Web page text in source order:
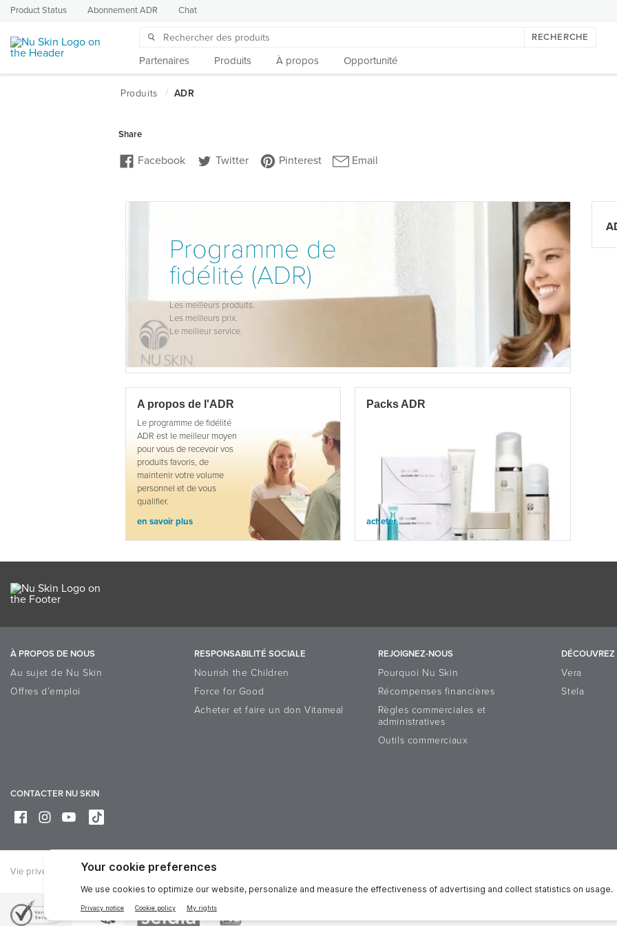
Product Status Abonnement ADR Chat
RECHERCHE
Partenaires Produits À propos Opportunité
Programme de
fidélité (ADR)
Les meilleurs produits.
Les meilleurs prix.
Le meilleur service.
A propos de l'ADR
Le programme de fidélité
ADR est le meilleur moyen
pour vous de recevoir vos
produits favoris, de
maintenir votre volume
personnel et de vous
qualifier.
en savoir plus
Packs ADR
acheter
À PROPOS DE NOUS
Au sujet de Nu Skin
Offres d’emploi
RESPONSABILITÉ SOCIALE
Nourish the Children
Force for Good
Acheter et faire un don Vitameal
REJOIGNEZ-NOUS
Pourquoi Nu Skin
Récompenses financières
Règles commerciales et
administratives
Outils commerciaux
Vera
Stela
CONTACTER NU SKIN
Vie privée Juridique Trademarks Online Dispute Resolution Platform